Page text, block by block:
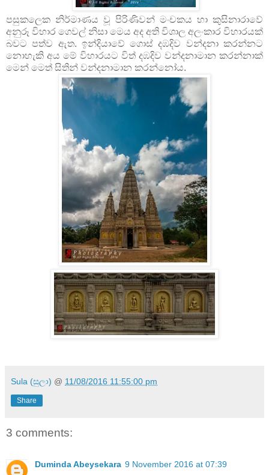
පසුකලෙක නිර්මාණය වූ පිරිණිවන් මංචකය හා කුසිනාරාවේ
අනුරූ විහාර ගෙවල් නිසා මෙය අද අති විශාල අලංකාර විහාරයක්
බවට පත්ව ඇත. ඉන්දියාවේ ගොස් දඹදිව වන්දනා කරන්නට
නොහැකි අය මේ විහාරයට විත් දඹදිව වන්දනාමාන කරන්නාක්
මෙන් මෙත් සිතින් වන්දනාමාන කරන්නෝය.
Sula (සුලා) @ 11/08/2016 11:55:00 pm
Share
3 comments:
Duminda Abeysekara 9 November 2016 at 07:39